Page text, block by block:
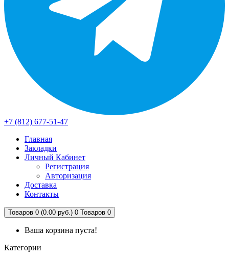
+7 (812) 677-51-47
Главная
Закладки
Личный Кабинет
Регистрация
Авторизация
Доставка
Контакты
Товаров 0 (0.00 руб.) 0 Товаров 0
Ваша корзина пуста!
Категории